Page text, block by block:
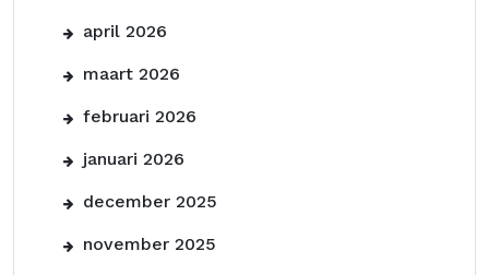
april 2026
maart 2026
februari 2026
januari 2026
december 2025
november 2025